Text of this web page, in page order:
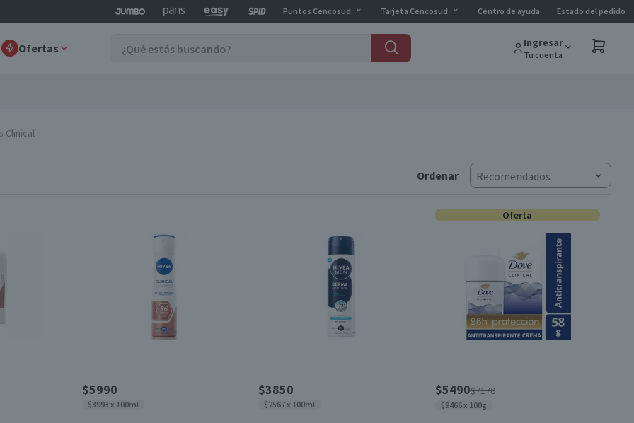
Puntos Cencosud Tarjeta Cencosud Centro de ayuda Estado del pedido
Ofertas Ingresar
Tu cuenta
Clinical
Ordenar Recomendados
$5990
$3993 x 100ml
$3850
$2567 x 100ml
Oferta
$5490$7170
$9466 x 100g